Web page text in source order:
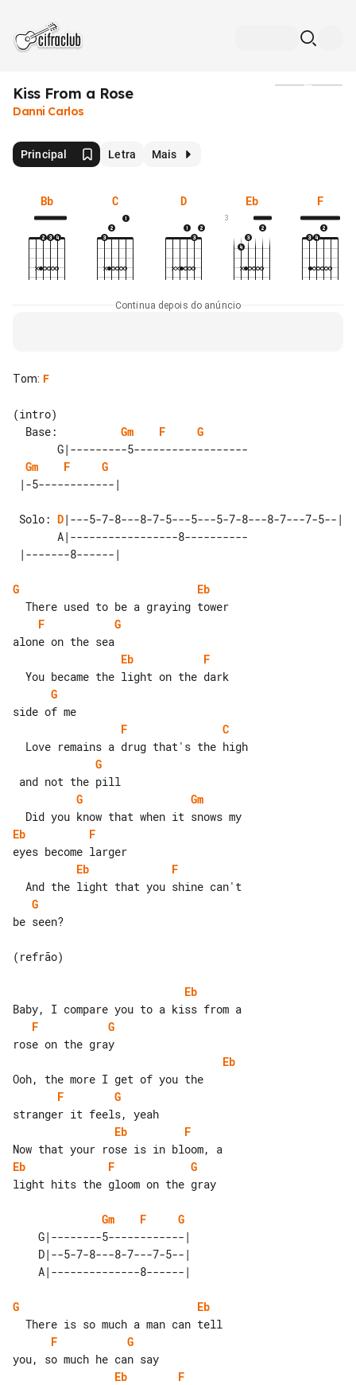
Kiss From a Rose
Danni Carlos
Principal Letra Mais
Bb C D Eb
3
F
Continua depois do anúncio
Tom: F
  Base:
Gm F
G
Gm
F
G
Solo: D|---5-7-8---8-7-5---5---5-7-8---8-7---7-5--|
G
Eb
F
G
Eb
F
G
F
C
G
G
Gm
Eb
F
Eb
F
G
be seen?
(refrão)
Eb
F
G
Eb
F
G
Eb
F
Eb
F
G
light hits the gloom on the gray
Gm F
G
G
Eb
F
G
Eb
F